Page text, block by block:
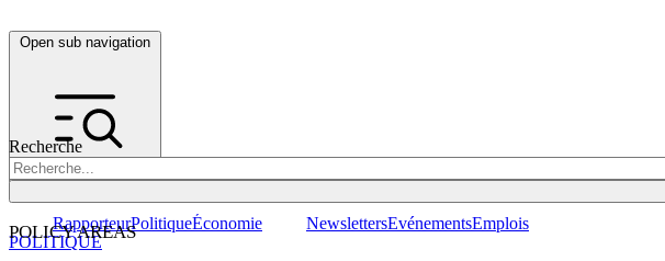
Open sub navigation
Recherche
POLICY AREAS
RapporteurPolitiqueÉconomie NewslettersEvénementsEmplois
POLITIQUE